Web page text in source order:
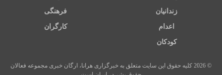
زندانیان فرهنگی
اعدام کارگران
کودکان
© 2026 کلیه حقوق این سایت متعلق به خبرگزاری هرانا، ارگان خبری مجموعه فعالان